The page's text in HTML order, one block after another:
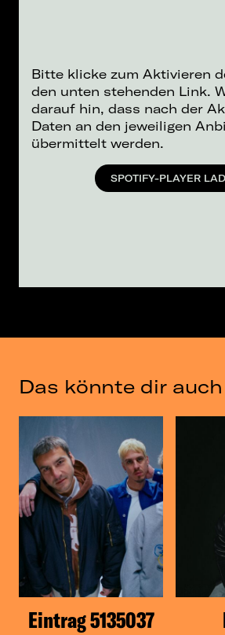
Bitte klicke zum Aktivieren
den unten stehenden Link.
darauf hin, dass nach der
Daten an den jeweiligen
übermittelt werden.
SPOTIFY-PLAYER
Das könnte dir
Eintrag 5135037